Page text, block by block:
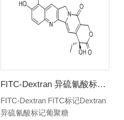
FITC-Dextran 异硫氰酸标记葡聚糖
FITC-Dextran FITC标记Dextran
异硫氰酸标记葡聚糖